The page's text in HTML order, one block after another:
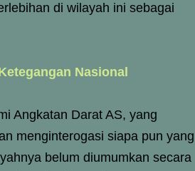
di wilayah ini sebagai
Nasional
Angkatan Darat AS, yang
menginterogasi siapa pun yang
belum diumumkan secara